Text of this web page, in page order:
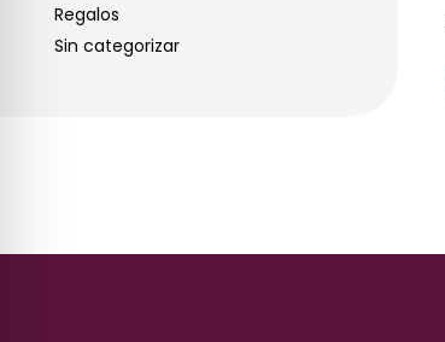
Regalos
Sin categorizar